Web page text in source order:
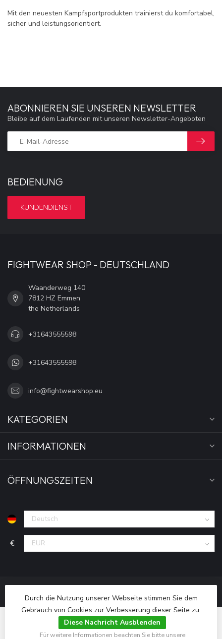
Mit den neuesten Kampfsportprodukten trainierst du komfortabel,
sicher und leistungsorientiert.
BEDIENUNG
KUNDENDIENST
ABONNIEREN SIE UNSEREN NEWSLETTER
Bleibe auf dem Laufenden mit unseren Newsletter-Angeboten
FIGHTWEAR SHOP - DEUTSCHLAND
Waanderweg 140
7812 HZ Emmen
the Netherlands
+31643555598
+31643555598
info@fightwearshop.eu
KATEGORIEN
INFORMATIONEN
ÖFFNUNGSZEITEN
€
Durch die Nutzung unserer Webseite stimmen Sie dem
Gebrauch von Cookies zur Verbesserung dieser Seite zu.
Diese Nachricht Ausblenden
Für weitere Informationen beachten Sie bitte unsere